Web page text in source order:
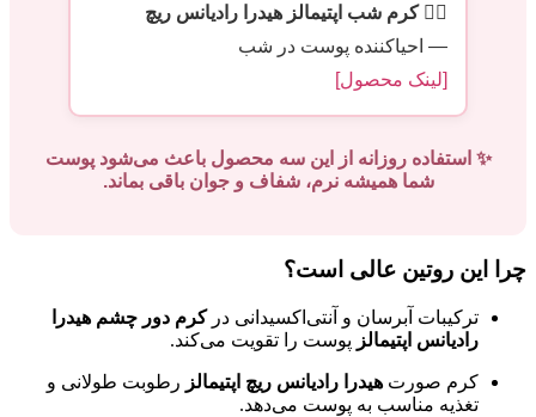
۴️⃣ کرم شب اپتیمالز هیدرا رادیانس ریچ
— احیاکننده پوست در شب
[لینک محصول]
✨ استفاده روزانه از این سه محصول باعث می‌شود پوست
شما همیشه نرم، شفاف و جوان باقی بماند.
چرا این روتین عالی است؟
ترکیبات آبرسان و آنتی‌اکسیدانی درکرم دور چشم هیدرا
رادیانس اپتیمالز پوست را تقویت می‌کند.
کرم صورت هیدرا رادیانس ریچ اپتیمالز رطوبت طولانی و
تغذیه مناسب به پوست می‌دهد.